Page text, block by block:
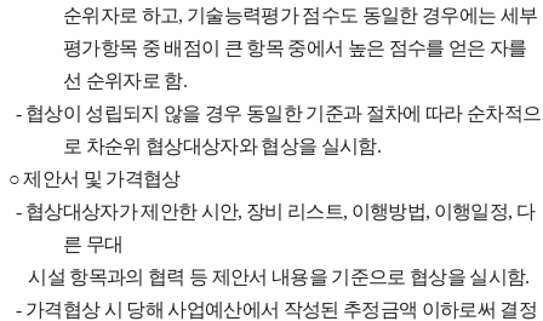
순위자로 하고, 기술능력평가 점수도 동일한 경우에는 세부
평가항목 중 배점이 큰 항목 중에서 높은 점수를 얻은 자를
선 순위자로 함.
- 협상이 성립되지 않을 경우 동일한 기준과 절차에 따라 순차적으
로 차순위 협상대상자와 협상을 실시함.
○제안서 및 가격협상
- 협상대상자가 제안한 시안, 장비 리스트, 이행방법, 이행일정, 다
른 무대
시설 항목과의 협력 등 제안서 내용을 기준으로 협상을 실시함.
- 가격협상 시 당해 사업예산에서 작성된 추정금액 이하로써 결정